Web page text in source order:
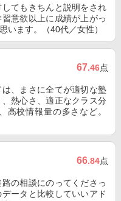
てもきちんと説明をされ
意欲以上に成績が上がっ
います。（40代／女性）
67.46点
、まさに全てが適切な塾
熱心さ、適正なクラス分
高校情報量の多さなど。
66.84点
の相談にのってくださっ
ータと比較していいアド